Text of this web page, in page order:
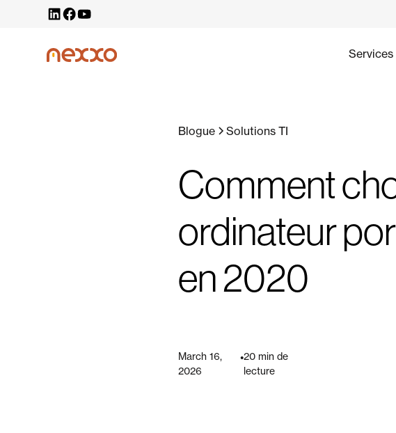
Services
Blogue Solutions TI
Comment
ordinateur
en 2020
March 16,
2026
•20 min de
lecture